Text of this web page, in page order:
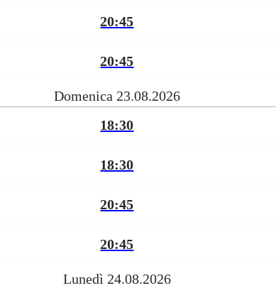
20:45
20:45
Domenica 23.08.2026
18:30
18:30
20:45
20:45
Lunedì 24.08.2026